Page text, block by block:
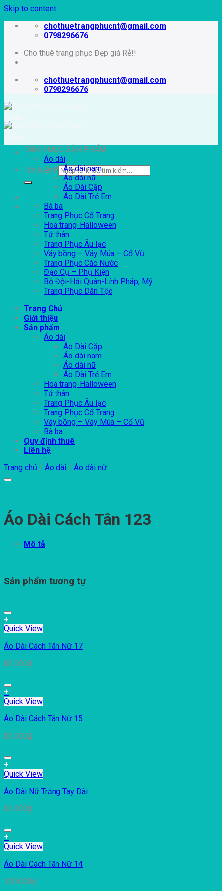
Skip to content
chothuetrangphucnt@gmail.com
0798296676
Cho thuê trang phục Đẹp giá Rẻ!!
chothuetrangphucnt@gmail.com
0798296676
Tìm kiếm:
DANH MỤC SẢN PHẨM
Áo dài
Áo dài nam
Áo dài nữ
Áo Dài Cặp
Áo Dài Trẻ Em
Bà ba
Trang Phục Cổ Trang
Hoá trang-Halloween
Tứ thân
Trang Phục Âu lạc
Váy bồng – Váy Múa – Cổ Vũ
Trang Phục Các Nước
Đạo Cụ – Phụ Kiện
Bộ Đội-Hải Quân-Lính Pháp, Mỹ
Trang Phục Dân Tộc
Trang Chủ
Giới thiệu
Sản phẩm
Áo dài
Áo Dài Cặp
Áo dài nam
Áo dài nữ
Áo Dài Trẻ Em
Hoá trang-Halloween
Tứ thân
Trang Phục Âu lạc
Trang Phục Cổ Trang
Váy bồng – Váy Múa – Cổ Vũ
Bà ba
Quy định thuê
Liên hệ
Trang chủ / Áo dài / Áo dài nữ
Áo Dài Cách Tân 123
Mô tả
Sản phẩm tương tự
+
Quick View
Áo Dài Cách Tân Nữ 17
80.000₫
+
Quick View
Áo Dài Cách Tân Nữ 15
80.000₫
+
Quick View
Áo Dài Nữ Trắng Tay Dài
60.000₫
+
Quick View
Áo Dài Cách Tân Nữ 14
120.000₫